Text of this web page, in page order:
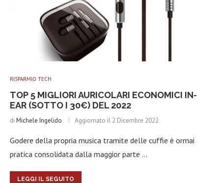
RISPARMIO TECH
TOP 5 MIGLIORI AURICOLARI ECONOMICI IN-
EAR (SOTTO I 30€) DEL 2022
di Michele Ingelido Aggiornato il 2 Dicembre 2022
Godere della propria musica tramite delle cuffie è ormai
pratica consolidata dalla maggior parte …
LEGGI IL SEGUITO